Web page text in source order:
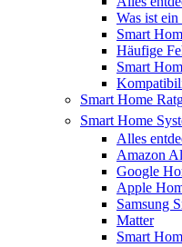
Was ist
Smart
Häufige
Smart
Smart Home
Smart Home
Alles
Amazon
Google
Apple
Samsung
Matter
Smart